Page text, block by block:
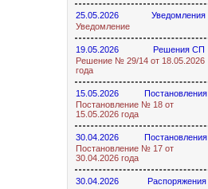
25.05.2026
Уведомления
Уведомление
19.05.2026
Решения СП
Решение № 29/14 от 18.05.2026
года
15.05.2026
Постановления
Постановление № 18 от
15.05.2026 года
30.04.2026
Постановления
Постановление № 17 от
30.04.2026 года
30.04.2026
Распоряжения